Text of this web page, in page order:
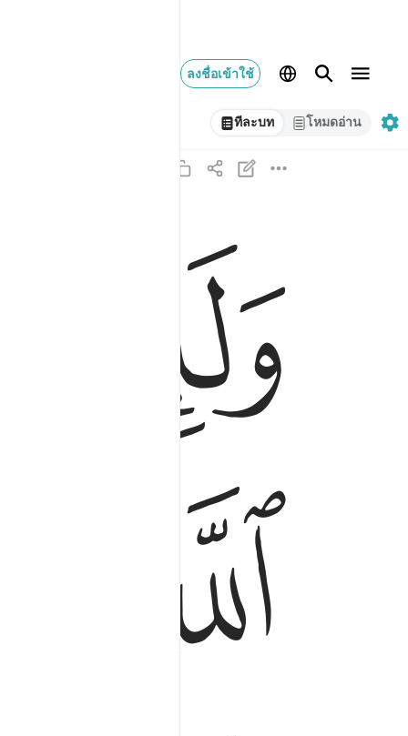
ลงชื่อเข้าใช้
ทีละบท โหมดอ่าน
وَلَئِن قُتِلْتُمْ فِى سَبِيلِ ٱللَّهِ أَوْ مُتُّمْ لَمَغْفِرَةٌۭ مِّنَ
ﳔ
ﳘ